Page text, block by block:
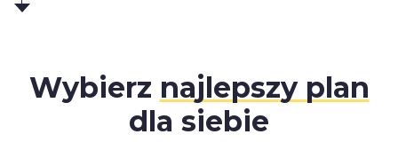
Wybierz najlepszy plan
dla siebie